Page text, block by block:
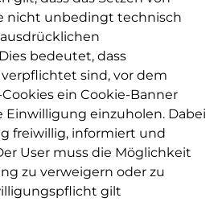
nicht unbedingt technisch
bedeutet, dass
sind, vor dem
ein Cookie-Banner
Einwilligung einzuholen. Dabei
freiwillig, informiert und
User muss die Möglichkeit
zu verweigern oder zu
gilt